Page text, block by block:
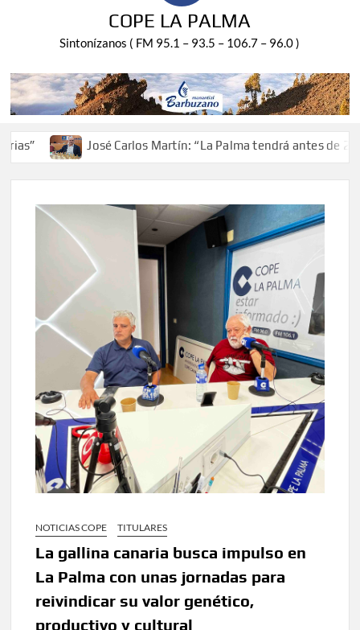
COPE LA PALMA
Sintonízanos ( FM 95.1 – 93.5 – 106.7 – 96.0 )
José Carlos Martín: “La Palma tendrá antes de 2030 un
NOTICIAS COPE TITULARES
La gallina canaria busca impulso en
La Palma con unas jornadas para
reivindicar su valor genético,
productivo y cultural